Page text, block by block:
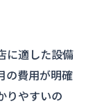
に適した設備
の費用が明確
りやすいの